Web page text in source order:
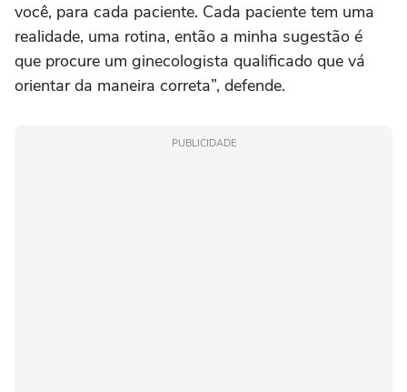
você, para cada paciente. Cada paciente tem uma
realidade, uma rotina, então a minha sugestão é
que procure um ginecologista qualificado que vá
orientar da maneira correta”, defende.
PUBLICIDADE